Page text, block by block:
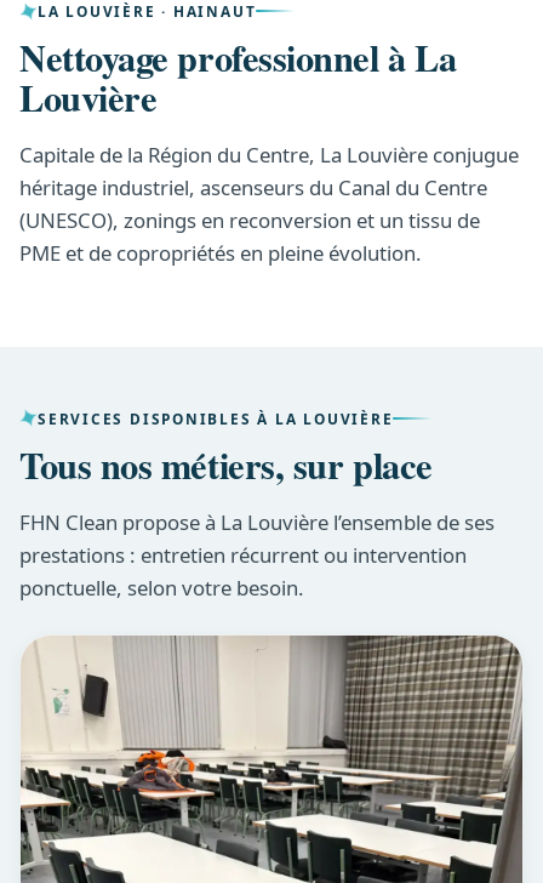
LA LOUVIÈRE · HAINAUT
Nettoyage professionnel à La
Louvière
Capitale de la Région du Centre, La Louvière conjugue
héritage industriel, ascenseurs du Canal du Centre
(UNESCO), zonings en reconversion et un tissu de
PME et de copropriétés en pleine évolution.
SERVICES DISPONIBLES À LA LOUVIÈRE
Tous nos métiers, sur place
FHN Clean propose à La Louvière l’ensemble de ses
prestations : entretien récurrent ou intervention
ponctuelle, selon votre besoin.